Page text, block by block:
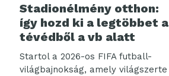
Stadionélmény otthon:
így hozd ki a legtöbbet a
tévédből a vb alatt
Startol a 2026-os FIFA futball-
világbajnokság, amely világszerte